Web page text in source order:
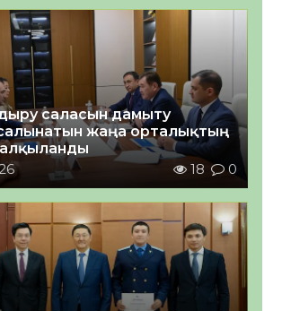
саласын дамыту
жаңа орталықтың
18 0